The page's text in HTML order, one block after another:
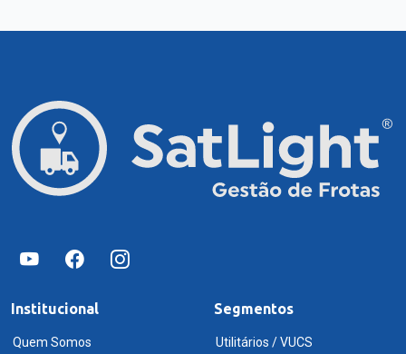
Institucional
Quem Somos
Segmentos
Utilitários / VUCS